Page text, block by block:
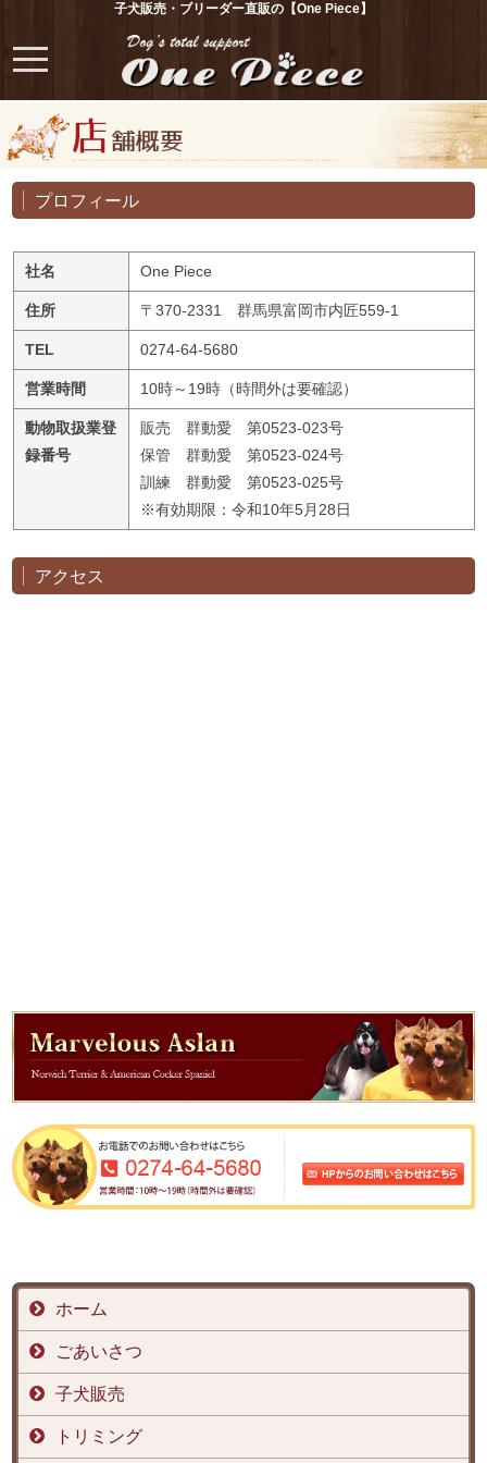
子犬販売・ブリーダー直販の【One Piece】
プロフィール
社名 One Piece
住所 〒370-2331 群馬県富岡市内匠559-1
TEL 0274-64-5680
営業時間 10時～19時（時間外は要確認）
動物取扱業登
録番号
販売 群動愛 第0523-023号
保管 群動愛 第0523-024号
訓練 群動愛 第0523-025号
※有効期限：令和10年5月28日
アクセス
ホーム
ごあいさつ
子犬販売
トリミング